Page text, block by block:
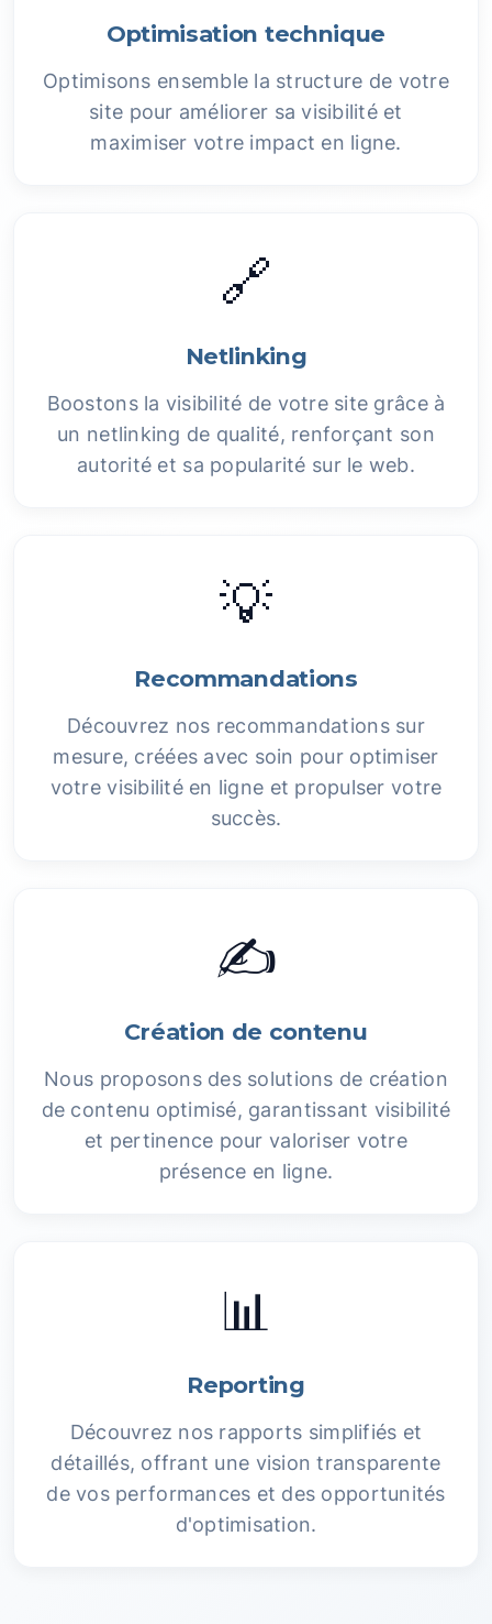
Optimisation technique
Optimisons ensemble la structure de votre
site pour améliorer sa visibilité et
maximiser votre impact en ligne.
🔗
Netlinking
Boostons la visibilité de votre site grâce à
un netlinking de qualité, renforçant son
autorité et sa popularité sur le web.
💡
Recommandations
Découvrez nos recommandations sur
mesure, créées avec soin pour optimiser
votre visibilité en ligne et propulser votre
succès.
✍️
Création de contenu
Nous proposons des solutions de création
de contenu optimisé, garantissant visibilité
et pertinence pour valoriser votre
présence en ligne.
📊
Reporting
Découvrez nos rapports simplifiés et
détaillés, offrant une vision transparente
de vos performances et des opportunités
d'optimisation.